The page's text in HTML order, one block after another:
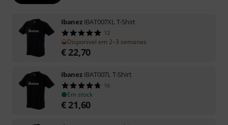
Ibanez IBAT007XL T-Shirt
12
Disponível em 2–3 semanas
€ 22,70
Ibanez IBAT007L T-Shirt
16
Em stock
€ 21,60